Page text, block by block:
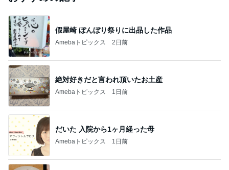
假屋崎 ぼんぼり祭りに出品した作品
Amebaトピックス 2日前
絶対好きだと言われ頂いたお土産
Amebaトピックス 1日前
だいた 入院から1ヶ月経った母
Amebaトピックス 1日前